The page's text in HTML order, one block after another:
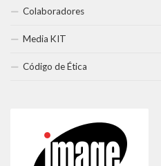
Colaboradores
Media KIT
Código de Ética